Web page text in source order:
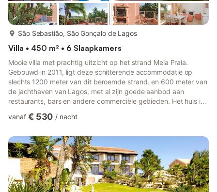
São Sebastião, São Gonçalo de Lagos
Villa • 450 m² • 6 Slaapkamers
Mooie villa met prachtig uitzicht op het strand Meia Praia.
Gebouwd in 2011, ligt deze schitterende accommodatie op
slechts 1200 meter van dit beroemde strand, en 600 meter van
de jachthaven van Lagos, met al zijn goede aanbod aan
restaurants, bars en andere commerciële gebieden. Het huis is
inbegrepen in de eindprijs) op alle niveaus. Op de laagste
appartement (dat alleen wordt verhuurd aan de groep van het
hoofdhuis) met 2 slaapkamers, 2 badkamers, woon-/eetkamer
en een goed uitg...
vanaf € 530 / nacht